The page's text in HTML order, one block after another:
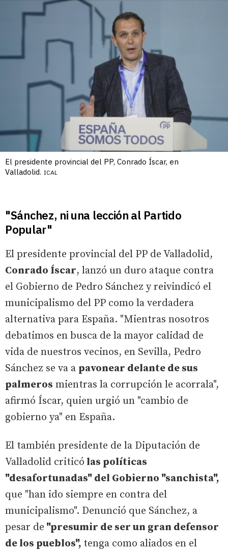
El presidente provincial del PP, Conrado Íscar, en
Valladolid. ICAL
"Sánchez, ni una lección al Partido
Popular"
El presidente provincial del PP de Valladolid,
Conrado Íscar, lanzó un duro ataque contra
el Gobierno de Pedro Sánchez y reivindicó el
municipalismo del PP como la verdadera
alternativa para España. "Mientras nosotros
debatimos en busca de la mayor calidad de
vida de nuestros vecinos, en Sevilla, Pedro
Sánchez se va a pavonear delante de sus
palmeros mientras la corrupción le acorrala",
afirmó Íscar, quien urgió un "cambio de
gobierno ya" en España.
El también presidente de la Diputación de
Valladolid criticó las políticas
"desafortunadas" del Gobierno "sanchista",
que "han ido siempre en contra del
municipalismo". Denunció que Sánchez, a
pesar de "presumir de ser un gran defensor
de los pueblos", tenga como aliados en el